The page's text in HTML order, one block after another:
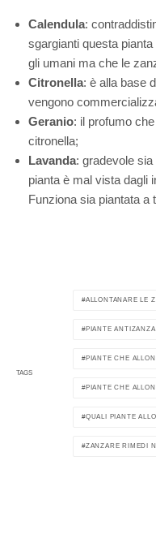
Calendula:
sgargianti questa
gli umani ma che le
Citronella: è alla base
vengono
Geranio: il profumo
citronella;
Lavanda: gradevole
pianta è mal vista dagli
Funziona sia piantata a
TAGS
ALLONTANARE LE
PIANTE
PIANTE CHE
PIANTE CHE
QUALI PIANTE
ZANZARE RIMEDI